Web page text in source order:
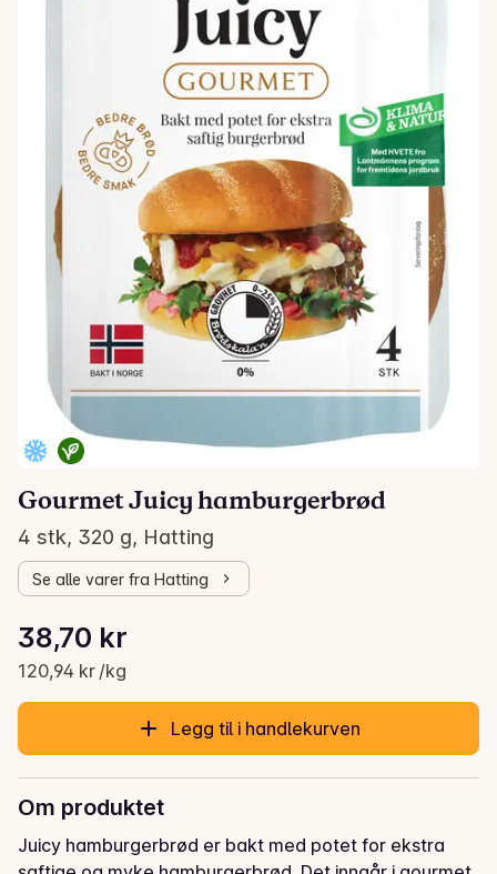
Gourmet Juicy hamburgerbrød
4 stk, 320 g, Hatting
Se alle varer fra Hatting
Gjeldende pris er: 38,70 kr
38,70 kr
120,94 kr /kg
Stykkpris: 120,94 kr /kg
Legg til i handlekurven
Om produktet
Juicy hamburgerbrød er bakt med potet for ekstra